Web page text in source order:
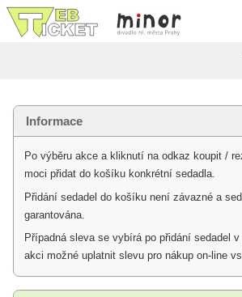
Informace
Po výběru akce a kliknutí na odkaz koupit /
moci přidat do košíku konkrétní sedadla.
Přidání sedadel do košíku není závazné a
garantována.
Případná sleva se vybírá po přidání sedadel
akci možné uplatnit slevu pro nákup on-line